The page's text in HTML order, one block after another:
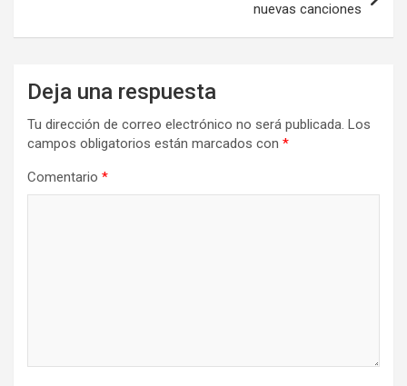
nuevas canciones
Deja una respuesta
Tu dirección de correo electrónico no será publicada. Los
campos obligatorios están marcados con *
Comentario *